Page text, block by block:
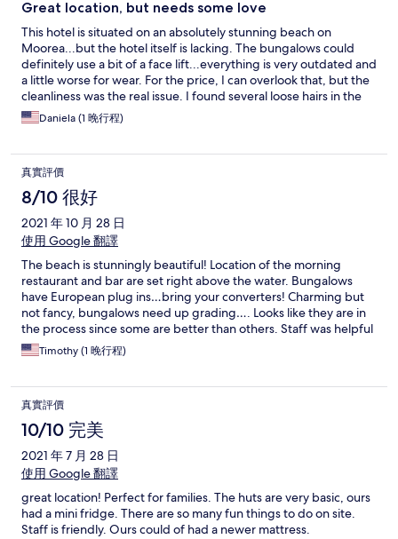
Great location, but needs some love
This hotel is situated on an absolutely stunning beach on
Moorea...but the hotel itself is lacking. The bungalows could
definitely use a bit of a face lift...everything is very outdated and
a little worse for wear. For the price, I can overlook that, but the
cleanliness was the real issue. I found several loose hairs in the
bathroom and the living area and it made me wonder what else
wasn't clean that I couldn't see. In the time of Covid-19 I would
but restaurant staff were impolite to say the lease...as if we were
a nuisance. Bar and restaurant were all closed by 9pm so no
after dinner drinks or much going on. With a little work this
could be a great place. Location is the best though!
Daniela (1 晚行程)
真實評價
8/10 很好
2021 年 10 月 28 日
使用 Google 翻譯
The beach is stunningly beautiful! Location of the morning
restaurant and bar are set right above the water. Bungalows
have European plug ins…bring your converters! Charming but
not fancy, bungalows need up grading…. Looks like they are in
the process since some are better than others. Staff was helpful
and nice speaking English and French well. I would recommend
this resort to my more adventurous traveler friends.
Timothy (1 晚行程)
真實評價
10/10 完美
2021 年 7 月 28 日
使用 Google 翻譯
great location! Perfect for families. The huts are very basic, ours
had a mini fridge. There are so many fun things to do on site.
Staff is friendly. Ours could of had a newer mattress.